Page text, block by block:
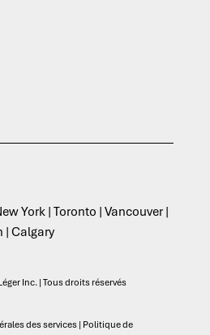
York | Toronto | Vancouver |
| Calgary
Inc. | Tous droits réservés
des services| Politique de